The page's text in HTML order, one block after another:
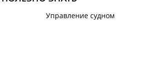
Управление судном